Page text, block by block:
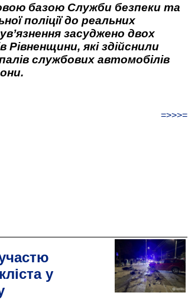
базою Служби безпеки та
поліції до реальних
засуджено двох
Рівненщини, які здійснили
службових автомобілів
=>>>=
у